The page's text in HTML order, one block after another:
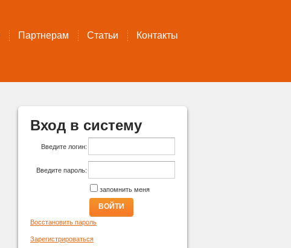
Партнерам Статьи Контакты
Вход в систему
Введите логин:
Введите пароль:
запомнить меня
ВОЙТИ
Восстановить пароль
Зарегистрироваться